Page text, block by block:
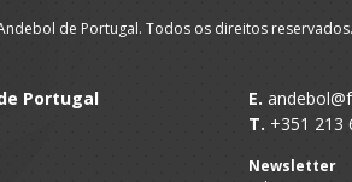
de Portugal. Todos os direitos reservados.
Portugal
E.
T. +351 213
Newsletter